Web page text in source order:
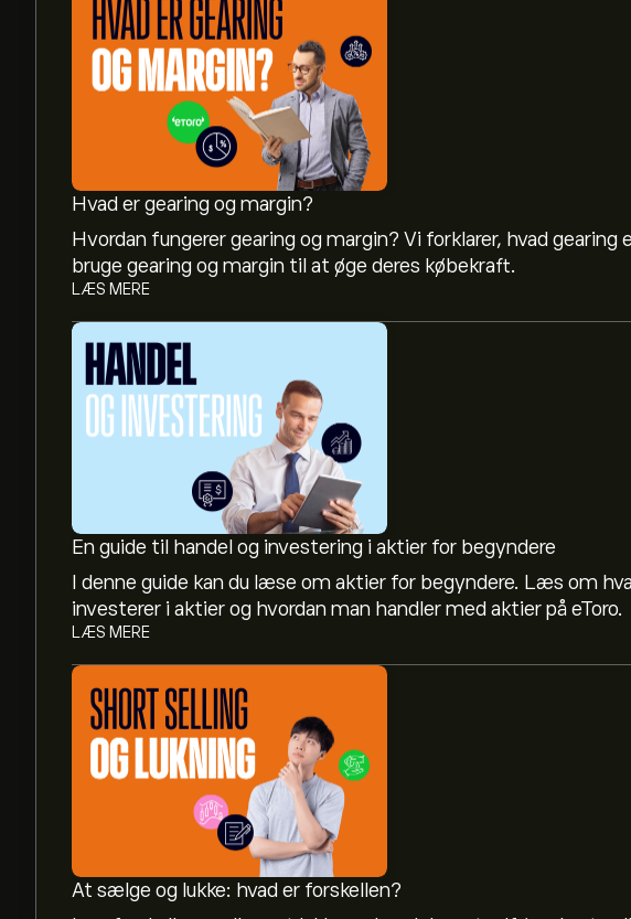
Hvad er gearing og margin?
Hvordan fungerer gearing og margin? Vi forklarer, hvad gearing
bruge gearing og margin til at øge deres købekraft.
LÆS MERE
En guide til handel og investering i aktier for begyndere
I denne guide kan du læse om aktier for begyndere. Læs om
investerer i aktier og hvordan man handler med aktier på eToro.
LÆS MERE
At sælge og lukke: hvad er forskellen?
Den aktuelle CARG-aktiekurs er 36.38‎$‎.
Det gennemsnitlige kursmål for Cargurus Inc er 36.38‎$‎.
analytikernes aktieanbefaling og kursmål.
Aktieanalytikeres forventninger og prognoser for Cargurus Inc
finansielle rapporter og forventet vækst. Se den nyeste